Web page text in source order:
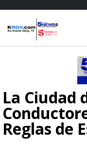
La Ciudad
Reglas de